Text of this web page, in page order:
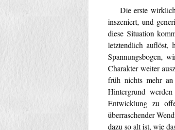
Die erste wirkliche
inszeniert, und
diese Situation
letztendlich auflöst,
Spannungsbogen,
Charakter weiter
früh nichts mehr
Hintergrund
Entwicklung zu
überraschender
dazu so alt ist, wie